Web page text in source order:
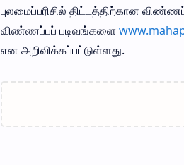
புலமைப்பரிசில் திட்டத்திற்கான
விண்ணப்பப் படிவங்களை
என அறிவிக்கப்பட்டுள்ளது.